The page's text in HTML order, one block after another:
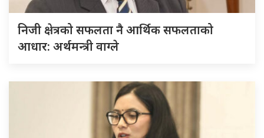
निजी क्षेत्रको सफलता नै आर्थिक सफलताको
आधार: अर्थमन्त्री वाग्ले